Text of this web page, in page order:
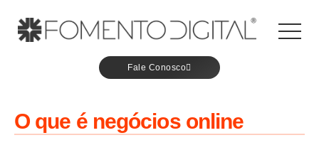
Fale Conosco
O que é negócios online